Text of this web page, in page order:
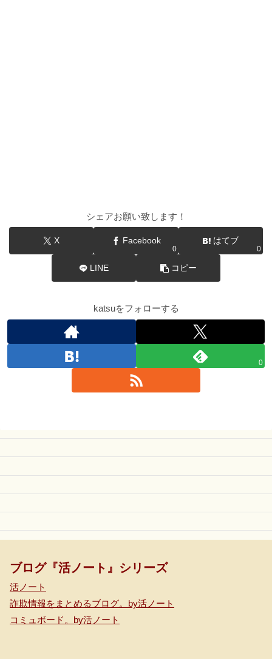
シェアお願い致します！
X Facebook
0
はてブ
0
LINE コピー
katsuをフォローする
0
ブログ『活ノート』シリーズ
活ノート
詐欺情報をまとめるブログ。by活ノート
コミュボード。by活ノート